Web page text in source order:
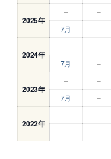
2025年
– –
7月
–
2024年
– –
7月
–
2023年
– –
7月
–
2022年
– –
–
–